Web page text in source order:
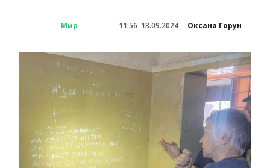
Мир 11:56 13.09.2024 Оксана Горун